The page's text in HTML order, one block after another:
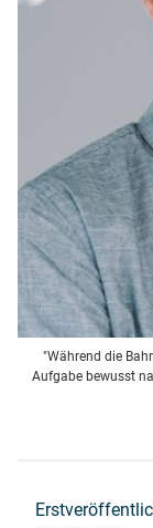
"Während die
Aufgabe bewusst